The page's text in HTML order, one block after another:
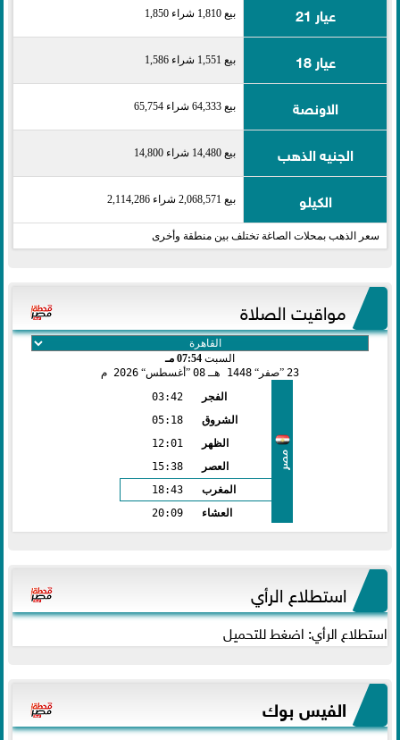
عيار 21 بيع 1,810 شراء 1,850
عيار 18 بيع 1,551 شراء 1,586
الاونصة بيع 64,333 شراء 65,754
الجنيه الذهب بيع 14,480 شراء 14,800
الكيلو بيع 2,068,571 شراء 2,114,286
سعر الذهب بمحلات الصاغة تختلف بين منطقة وأخرى
مواقيت الصلاة
السبت 07:54 مـ
23 صفر 1448 هـ 08 أغسطس 2026 م
مصر
الفجر
03:42
الشروق
05:18
الظهر
12:01
العصر
15:38
المغرب
18:43
العشاء
20:09
استطلاع الرأي
استطلاع الرأي: اضغط للتحميل
الفيس بوك